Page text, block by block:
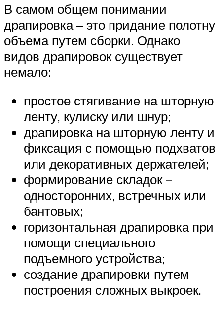
В самом общем понимании
драпировка – это придание полотну
объема путем сборки. Однако
видов драпировок существует
немало:
простое стягивание на шторную
ленту, кулиску или шнур;
драпировка на шторную ленту и
фиксация с помощью подхватов
или декоративных держателей;
формирование складок –
односторонних, встречных или
бантовых;
горизонтальная драпировка при
помощи специального
подъемного устройства;
создание драпировки путем
построения сложных выкроек.